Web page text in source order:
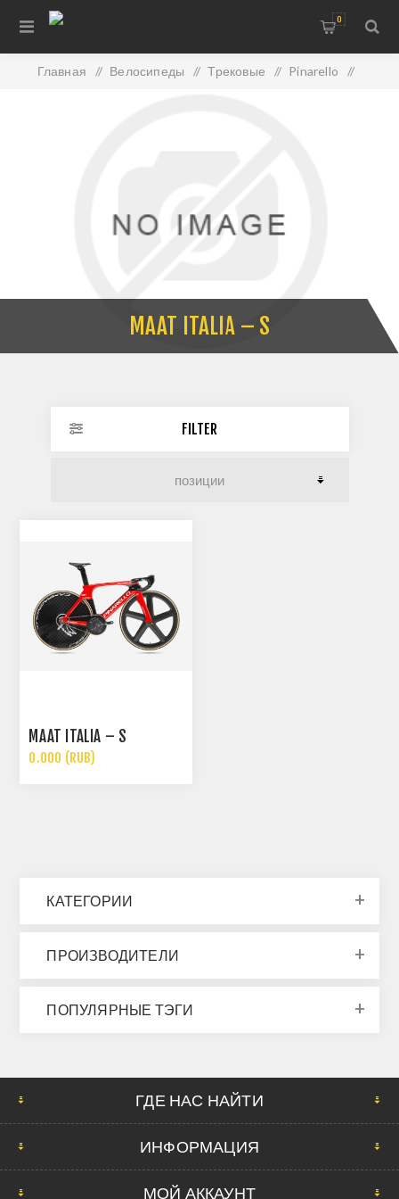
0
Главная / Велосипеды / Трековые / Pinarello /
MAAT ITALIA – S
FILTER
MAAT ITALIA – S
0.000 (RUB)
КАТЕГОРИИ
ПРОИЗВОДИТЕЛИ
ПОПУЛЯРНЫЕ ТЭГИ
ГДЕ НАС НАЙТИ
ИНФОРМАЦИЯ
МОЙ АККАУНТ